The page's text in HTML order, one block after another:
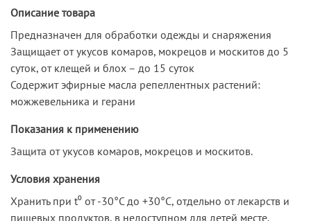
Описание товара
Предназначен для обработки одежды и снаряжения
Защищает от укусов комаров, мокрецов и москитов до 5
суток, от клещей и блох – до 15 суток
Содержит эфирные масла репеллентных растений:
можжевельника и герани
Показания к применению
Защита от укусов комаров, мокрецов и москитов.
Условия хранения
Хранить при t⁰ от -30°С до +30°С, отдельно от лекарств и
пищевых продуктов, в недоступном для детей месте.